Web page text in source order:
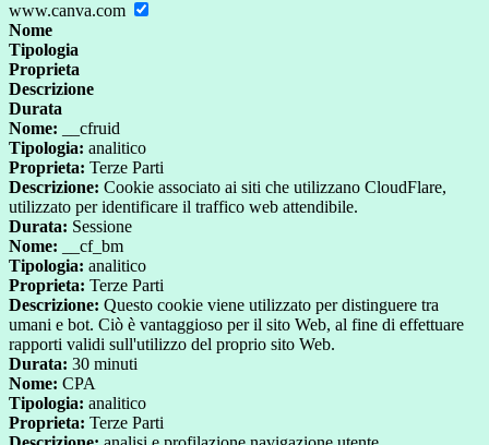
www.canva.com
Nome
Tipologia
Proprieta
Descrizione
Durata
Nome: __cfruid
Tipologia: analitico
Proprieta: Terze Parti
Descrizione: Cookie associato ai siti che utilizzano CloudFlare,
utilizzato per identificare il traffico web attendibile.
Durata: Sessione
Nome: __cf_bm
Tipologia: analitico
Proprieta: Terze Parti
Descrizione: Questo cookie viene utilizzato per distinguere tra
umani e bot. Ciò è vantaggioso per il sito Web, al fine di effettuare
rapporti validi sull'utilizzo del proprio sito Web.
Durata: 30 minuti
Nome: CPA
Tipologia: analitico
Proprieta: Terze Parti